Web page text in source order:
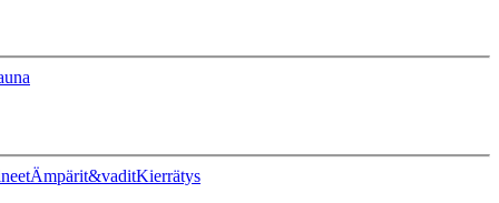
Ämpärit&vaditKierrätys